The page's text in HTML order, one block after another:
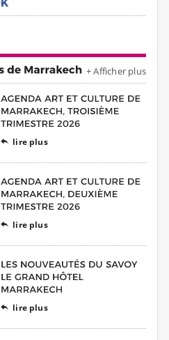
+ Afficher plus
 lire plus
 lire plus
 lire plus